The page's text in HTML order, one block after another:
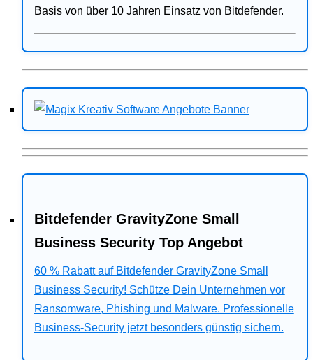
Basis von über 10 Jahren Einsatz von Bitdefender.
Bitdefender GravityZone Small
Business Security Top Angebot
60 % Rabatt auf Bitdefender GravityZone Small
Business Security! Schütze Dein Unternehmen vor
Ransomware, Phishing und Malware. Professionelle
Business-Security jetzt besonders günstig sichern.